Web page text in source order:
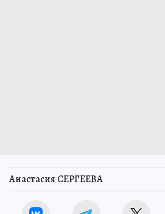
Анастасия СЕРГЕЕВА